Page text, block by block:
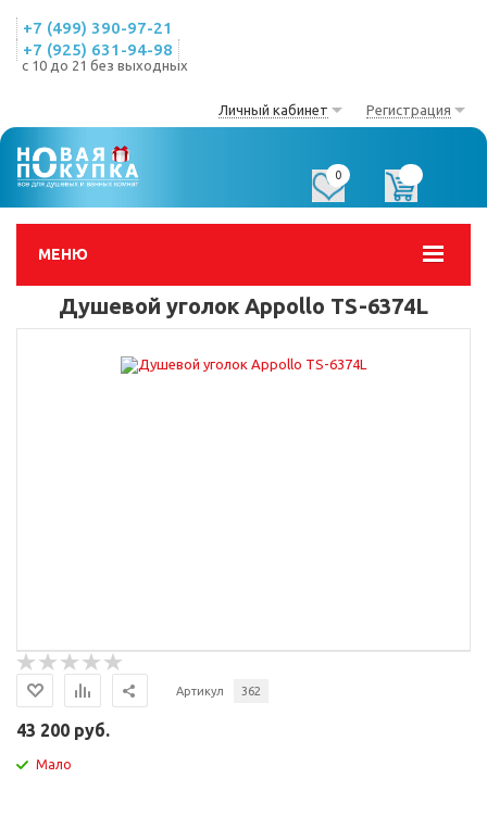
+7 (499) 390-97-21
+7 (925) 631-94-98
с 10 до 21 без выходных
Личный кабинет Регистрация
МЕНЮ
0
Душевой уголок Appollo TS-6374L
Артикул 362
43 200 руб.
Мало